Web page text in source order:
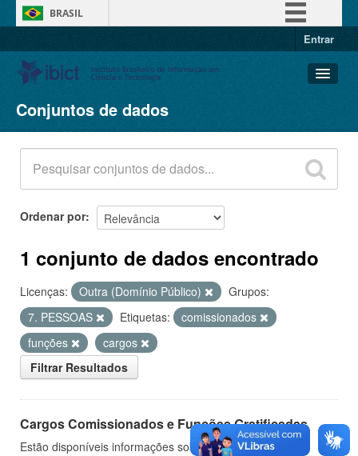
BRASIL
Entrar
Conjuntos de dados
Organizações
Grupos
Sobre
Conjuntos de dados
Ordenar por
1 conjunto de dados encontrado
Licenças: Outra (Domínio Público)
Grupos:
7. PESSOAS
Etiquetas:
comissionados
funções
cargos
Filtrar Resultados
Cargos Comissionados e Funções Gratificadas
Estão disponíveis informações sobre os Cargos